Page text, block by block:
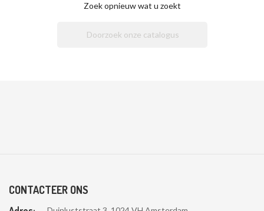
Zoek opnieuw wat u zoekt
CONTACTEER ONS